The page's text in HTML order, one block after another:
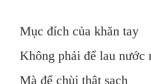
Mục đích của khăn tay
Không phải để lau nước
Mà để chùi thật sạch